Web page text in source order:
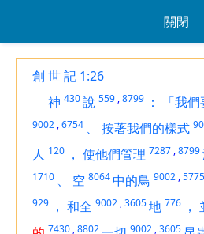
關閉
創 世 記 1:26
神 430說 559 ,8799 ： 「我
9002 ,6754 、 按著我們的樣式
人 120 ， 使他們管理 7287 ,8799
1710 、 空 8064中的鳥 9002 ,5775
929 ， 和全 9002 ,3605地 776 ，
7430 ,8802 9002 ,3605